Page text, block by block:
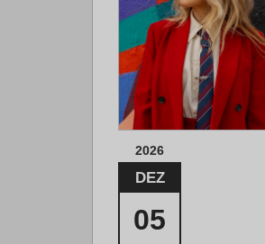
2026
DEZ
05